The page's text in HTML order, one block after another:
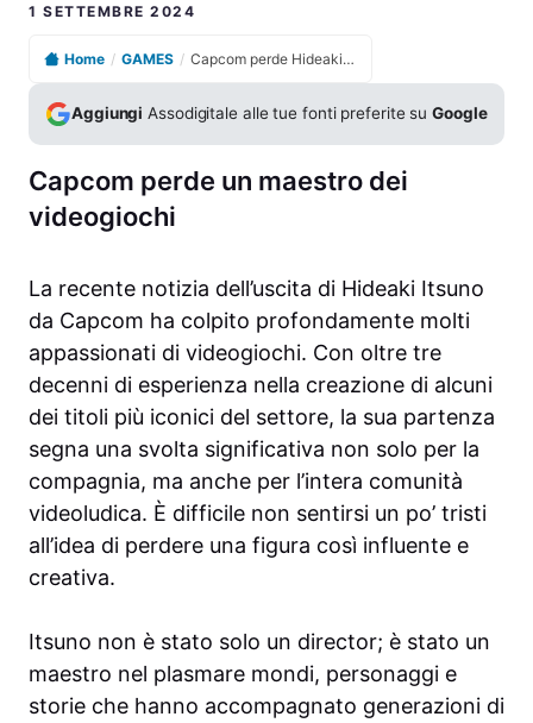
1 SETTEMBRE 2024
Home / GAMES / Capcom perde Hideaki Itsuno il creatore della saga Devil May Cry
Aggiungi Assodigitale alle tue fonti preferite suGoogle
Capcom perde un maestro dei
videogiochi
La recente notizia dell’uscita di Hideaki Itsuno
da Capcom ha colpito profondamente molti
appassionati di videogiochi. Con oltre tre
decenni di esperienza nella creazione di alcuni
dei titoli più iconici del settore, la sua partenza
segna una svolta significativa non solo per la
compagnia, ma anche per l’intera comunità
videoludica. È difficile non sentirsi un po’ tristi
all’idea di perdere una figura così influente e
creativa.
Itsuno non è stato solo un director; è stato un
maestro nel plasmare mondi, personaggi e
storie che hanno accompagnato generazioni di